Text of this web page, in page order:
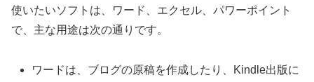
使いたいソフトは、ワード、エクセル、パワーポイント
で、主な用途は次の通りです。
ワードは、ブログの原稿を作成したり、Kindle出版に